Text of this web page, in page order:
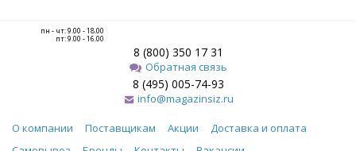
пн - чт: 9.00 - 18.00
пт: 9.00 - 16.00
8 (800) 350 17 31
Обратная связь
8 (495) 005-74-93
info@magazinsiz.ru
О компании Поставщикам Акции
Доставка и оплата